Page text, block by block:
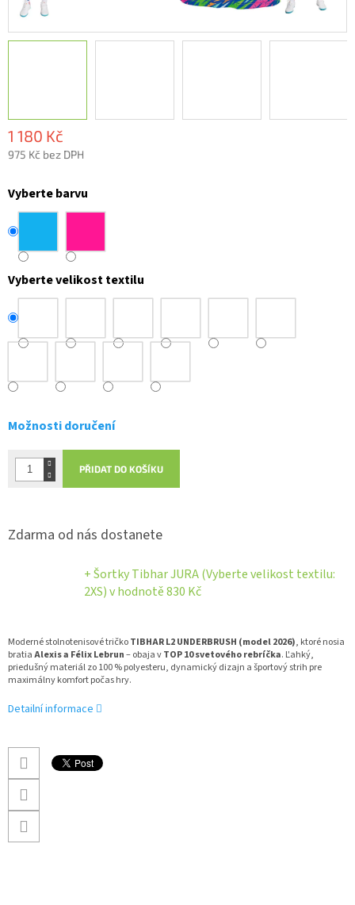
1 180 Kč
975 Kč bez DPH
cena:
Vyberte barvu
Vyberte velikost textilu
Možnosti doručení
PŘIDAT DO KOŠÍKU
Zdarma od nás dostanete
+ Šortky Tibhar JURA (Vyberte velikost textilu:
2XS)v hodnotě 830 Kč
Moderné stolnotenisové tričkoTIBHAR L2 UNDERBRUSH (model 2026), ktoré nosia
bratiaAlexis a Félix Lebrun– obaja vTOP 10 svetového rebríčka. Ľahký,
priedušný materiál zo 100 % polyesteru, dynamický dizajn a športový strih pre
maximálny komfort počas hry.
Detailní informace